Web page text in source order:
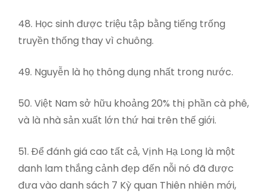
48. Học sinh được triệu tập bằng tiếng trống
truyền thống thay vì chuông.
49. Nguyễn là họ thông dụng nhất trong nước.
50. Việt Nam sở hữu khoảng 20% ​​thị phần cà phê,
và là nhà sản xuất lớn thứ hai trên thế giới.
51. Để đánh giá cao tất cả, Vịnh Hạ Long là một
danh lam thắng cảnh đẹp đến nỗi nó đã được
đưa vào danh sách 7 Kỳ quan Thiên nhiên mới,